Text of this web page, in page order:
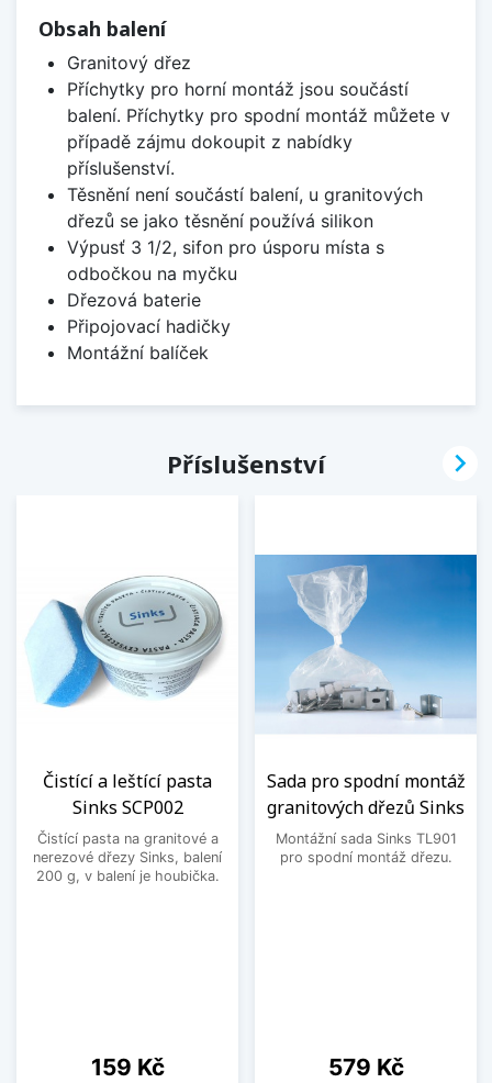
Obsah balení
Granitový dřez
Příchytky pro horní montáž jsou součástí
balení. Příchytky pro spodní montáž můžete v
případě zájmu dokoupit z nabídky
příslušenství.
Těsnění není součástí balení, u granitových
dřezů se jako těsnění používá silikon
Výpusť 3 1/2, sifon pro úsporu místa s
odbočkou na myčku
Dřezová baterie
Připojovací hadičky
Montážní balíček
Příslušenství
Čistící a leštící pasta
Sinks SCP002
Čistící pasta na granitové a
nerezové dřezy Sinks, balení
200 g, v balení je houbička.
Cena
159 Kč
Sada pro spodní montáž
granitových dřezů Sinks
Montážní sada Sinks TL901
pro spodní montáž dřezu.
Cena
579 Kč
